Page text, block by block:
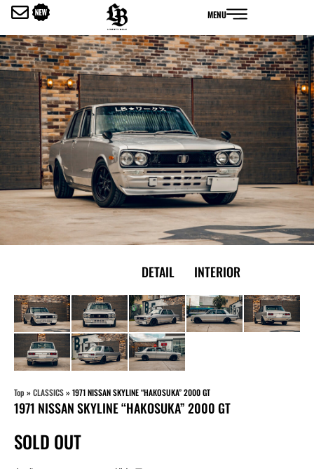
を
ス
キ
ッ
プ
MENU
DETAIL INTERIOR
Top »CLASSICS»1971 NISSAN SKYLINE “HAKOSUKA” 2000 GT
1971 NISSAN SKYLINE “HAKOSUKA” 2000 GT
SOLD OUT